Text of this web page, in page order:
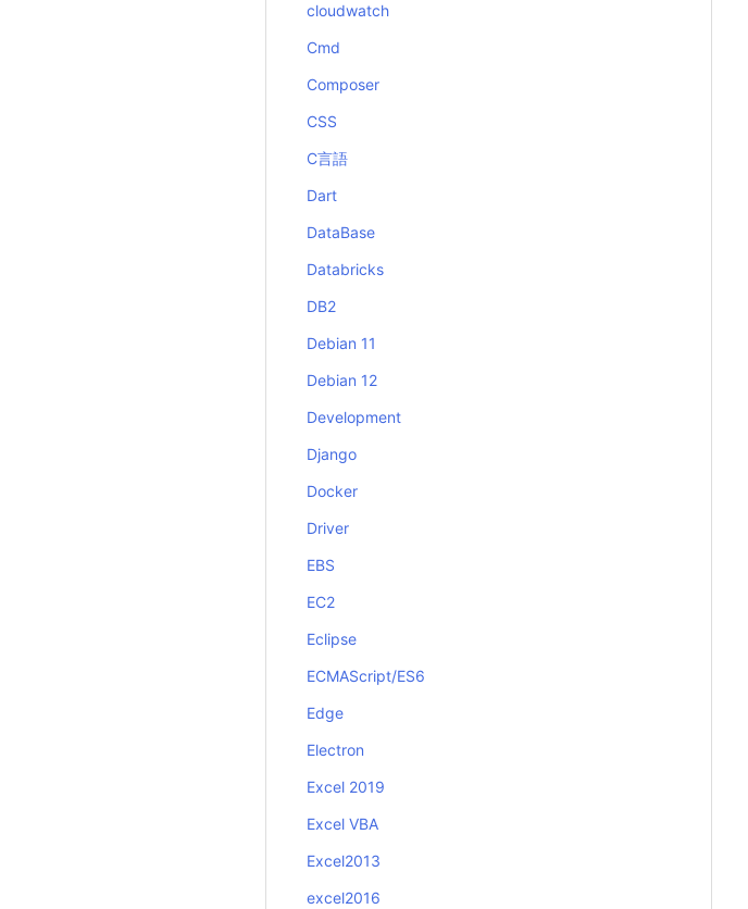
cloudwatch
Cmd
Composer
CSS
C言語
Dart
DataBase
Databricks
DB2
Debian 11
Debian 12
Development
Django
Docker
Driver
EBS
EC2
Eclipse
ECMAScript/ES6
Edge
Electron
Excel 2019
Excel VBA
Excel2013
excel2016